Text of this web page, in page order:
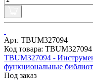
Арт. TBUM327094
Код товара: TBUM327094
TBUM327094 -
функциональные
Под заказ